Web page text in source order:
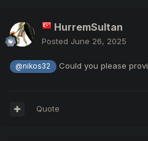
HurremSultan
Posted June 26, 2025
@nikos32 Could you please
Quote